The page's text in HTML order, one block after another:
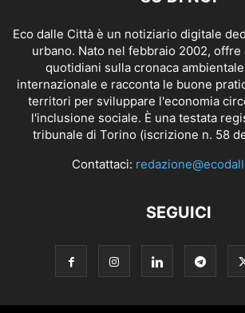
Eco dalle Città è un notiziario digitale
urbano. Nato nel febbraio 2002, offre
quotidiani sulla cronaca
internazionale e racconta le buone
territori per sviluppare l'economia
l'inclusione sociale. È una testata
tribunale di Torino (iscrizione n. 58
Contattaci:
SEGUICI